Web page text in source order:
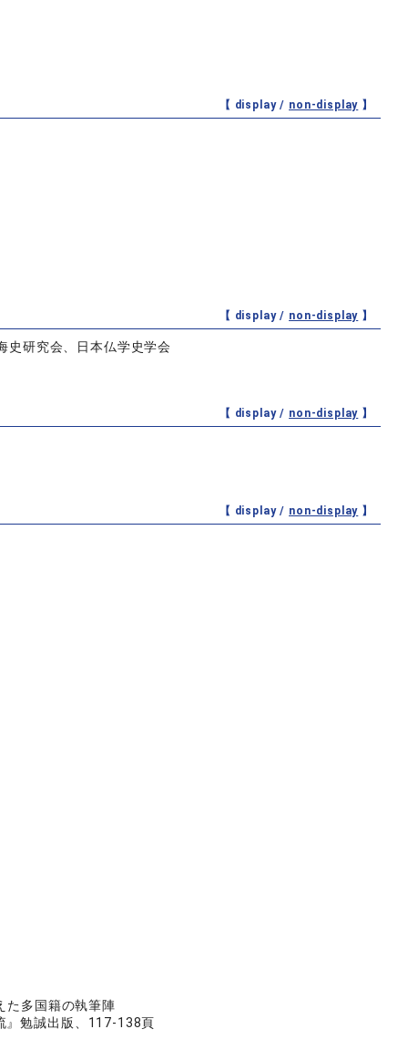
【 display / non-display 】
【 display / non-display 】
史研究会、日本仏学史学会
【 display / non-display 】
【 display / non-display 】
多国籍の執筆陣
』勉誠出版、117-138頁